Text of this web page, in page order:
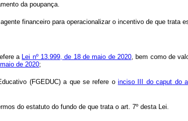
da poupança.
financeiro para operacionalizar o incentivo de que trata
a Lei nº 13.999, de 18 de maio de 2020, bem como de
de 2020;
(FGEDUC) a que se refere oinciso III docaput do
do estatuto do fundo de que trata o art. 7º desta Lei.